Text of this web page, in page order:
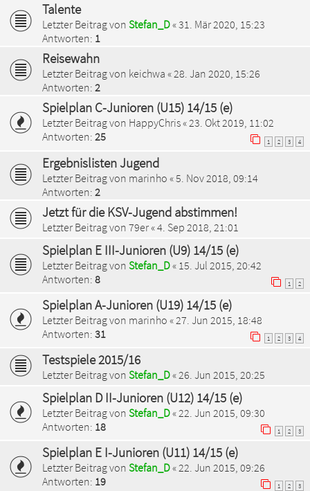
Talente
Letzter Beitrag von Stefan_D«31. Mär 2020, 15:23
Antworten: 1
Reisewahn
Letzter Beitrag von keichwa «28. Jan 2020, 15:26
Antworten: 2
Spielplan C-Junioren (U15) 14/15 (e)
Letzter Beitrag von HappyChris«23. Okt 2019, 11:02
Antworten: 25 1 2 3 4
Ergebnislisten Jugend
Letzter Beitrag von marinho «5. Nov 2018, 09:14
Antworten: 2
Jetzt für die KSV-Jugend abstimmen!
Letzter Beitrag von 79er«4. Sep 2018, 21:01
Spielplan E III-Junioren (U9) 14/15 (e)
Letzter Beitrag von Stefan_D« 15. Jul 2015, 20:42
Antworten: 8 1 2
Spielplan A-Junioren (U19) 14/15 (e)
Letzter Beitrag von marinho « 27. Jun 2015, 18:48
Antworten: 31 1 2 3 4
Testspiele 2015/16
Letzter Beitrag von Stefan_D« 26. Jun 2015, 20:25
Spielplan D II-Junioren (U12) 14/15 (e)
Letzter Beitrag von Stefan_D« 22. Jun 2015, 09:30
Antworten: 18 1 2 3
Spielplan E I-Junioren (U11) 14/15 (e)
Letzter Beitrag von Stefan_D« 22. Jun 2015, 09:26
Antworten: 19 1 2 3